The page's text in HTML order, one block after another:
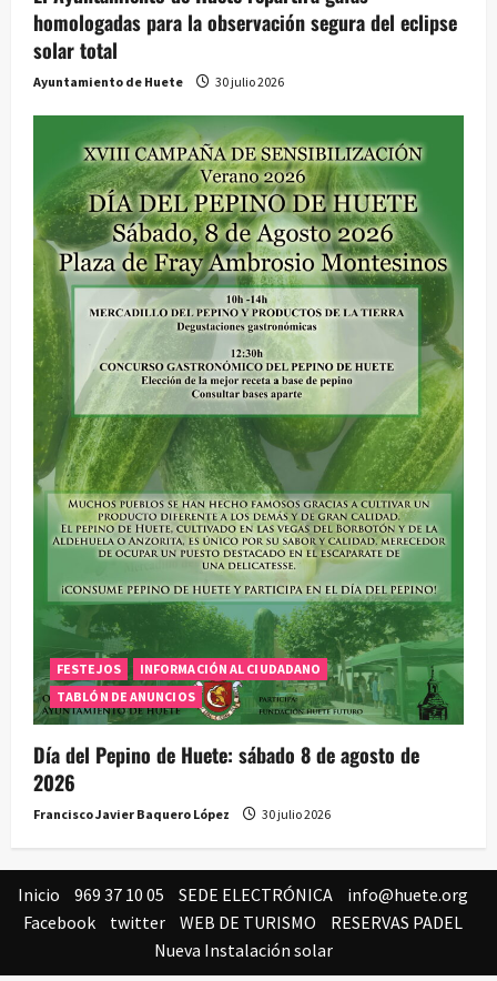
homologadas para la observación segura del eclipse
solar total
Ayuntamiento de Huete 30 julio 2026
FESTEJOS
INFORMACIÓN AL CIUDADANO
TABLÓN DE ANUNCIOS
Día del Pepino de Huete: sábado 8 de agosto de
2026
Francisco Javier Baquero López 30 julio 2026
Inicio 969 37 10 05 SEDE ELECTRÓNICA
info@huete.org
Facebook
twitter WEB DE TURISMO
RESERVAS PADEL
Nueva Instalación solar